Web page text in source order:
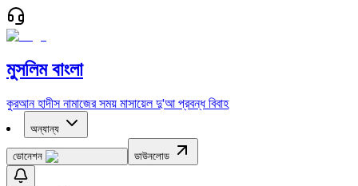
মুসলিম বাংলা
কুরআন হাদীস নামাজের সময় মাসায়েল দু'আ প্রবন্ধ বিবাহ
অন্যান্য
ডোনেশন ডাউনলোড